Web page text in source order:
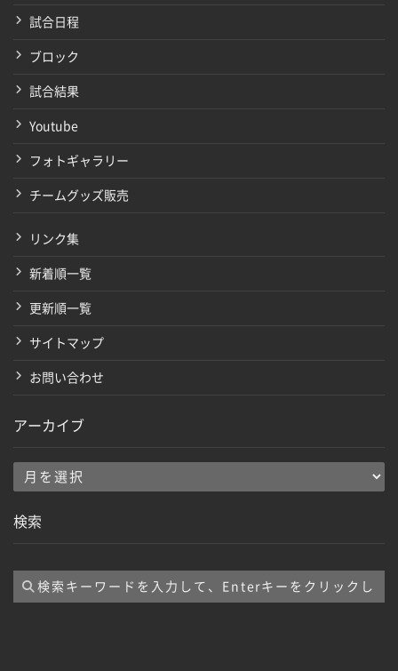
試合日程
ブロック
試合結果
Youtube
フォトギャラリー
チームグッズ販売
リンク集
新着順一覧
更新順一覧
サイトマップ
お問い合わせ
アーカイブ
ア
カ
ブ
検索